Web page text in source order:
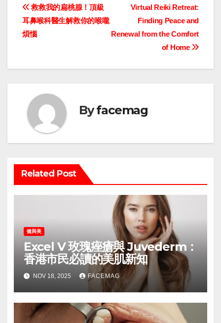
Post
navigation
Virtual Reiki Retreat:
Finding Peace and
Renewal from the Comfort
of Home
救救我的扁桃腺！頂級
耳鼻喉科醫生解救你的喉嚨
煩惱
Byfacemag
Related Post
健與美
Excel V 玫瑰痤瘡與 Juvederm：
香港市民必讀的美肌新知
NOV 18, 2025 FACEMAG